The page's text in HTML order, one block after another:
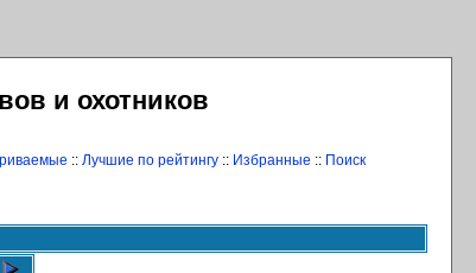
и охотников
:: Лучшие по рейтингу:: Избранные :: Поиск